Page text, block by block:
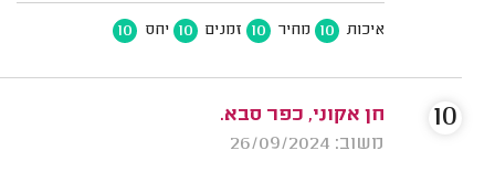
איכות 10 מחיר 10 זמנים 10 יחס 10
חן אקוני, כפר סבא.
משוב: 26/09/2024
10